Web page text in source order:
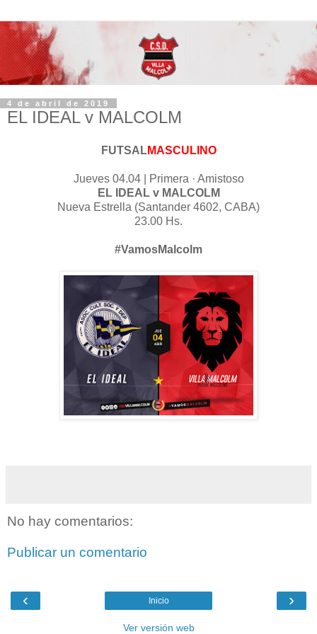
4 de abril de 2019
EL IDEAL v MALCOLM
FUTSALMASCULINO
Jueves 04.04 | Primera · Amistoso
EL IDEAL v MALCOLM
Nueva Estrella (Santander 4602, CABA)
23.00 Hs.
#VamosMalcolm
No hay comentarios:
Publicar un comentario
‹ ›
Inicio
Ver versión web